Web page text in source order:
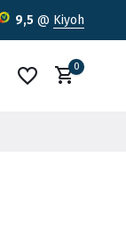
9,5 @ Kiyoh
0